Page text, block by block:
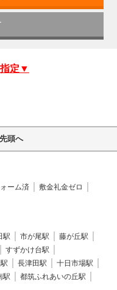
定▼
頭へ
ーム済
敷金礼金ゼロ
駅 市が尾駅
藤が丘駅
すずかけ台駅
長津田駅
十日市場駅
駅
都筑ふれあいの丘駅